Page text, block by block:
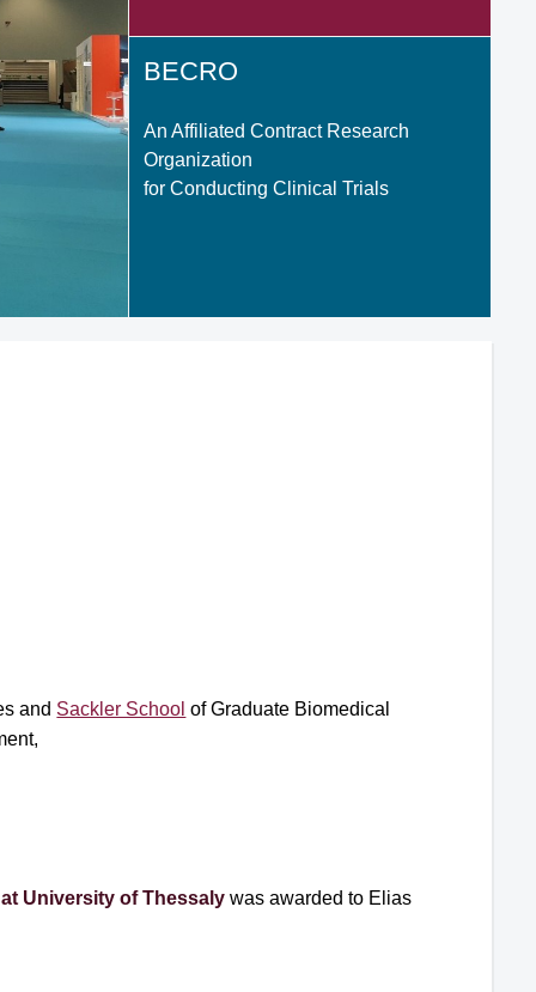
BECRO
An Affiliated Contract Research
Organization
for Conducting Clinical Trials
and Sackler School of Graduate Biomedical
University of Thessaly was awarded to Elias